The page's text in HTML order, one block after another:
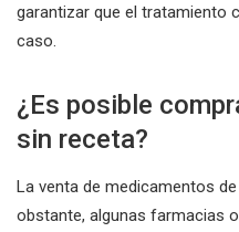
garantizar que el tratamiento
caso.
¿Es posible
sin receta?
La venta de medicamentos
obstante, algunas farmacias